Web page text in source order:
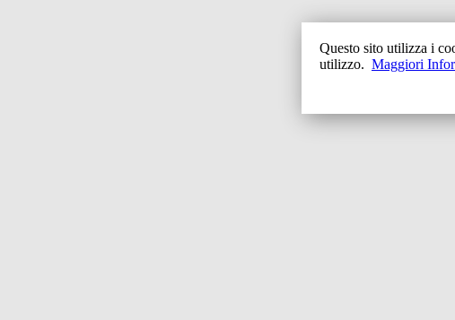
Questo sito utilizza i
utilizzo. Maggiori